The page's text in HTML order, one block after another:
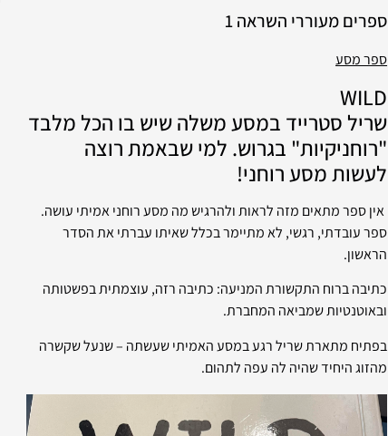
ספרים מעוררי השראה 1
ספר מסע
WILD
שריל סטרייד במסע משלה שיש בו הכל מלבד
"רוחניקיות" בגרוש. למי שבאמת רוצה
לעשות מסע רוחני!
אין ספר מתאים מזה לראות ולהרגיש מה מסע רוחני אמיתי עושה.
ספר עובדתי, רגשי, לא מתיימר בכלל שאיתו עברתי את הסדר
הראשון.
כתיבה ברוח התקשורת המניעה: כתיבה רזה, עוצמתית בפשטותה
ובאוטנטיות שמביאה המחברת.
בפתיח מתארת שריל רגע במסע האמיתי שעשתה – שנעל שקשרה
מהזוג היחיד שהיה לה עפה לתהום.